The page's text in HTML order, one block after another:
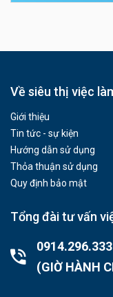
Về siêu thị việc
Giới thiệu
Tin tức - sự kiện
Hướng dẫn sử dụng
Thỏa thuận sử dụng
Quy định bảo mật
Tổng đài tư vấn
0914.296.333
(GIỜ HÀNH